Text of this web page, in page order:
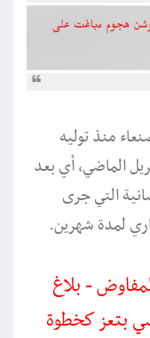
منذ توليه
الماضي، أي بعد
التي جرى
لمدة شهرين.
- بلاغ
بتعز كخطوة